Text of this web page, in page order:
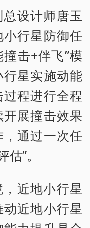
设计师唐玉
行星防御任
击+伴飞”模
星实施动能
程进行全程
展撞击效果
通过一次任
”。
近地小行星
近地小行星